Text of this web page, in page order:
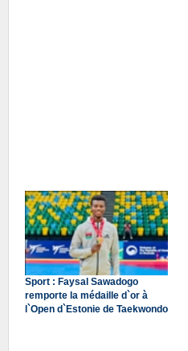
Sport : Faysal Sawadogo
remporte la médaille d`or à
l`Open d`Estonie de Taekwondo